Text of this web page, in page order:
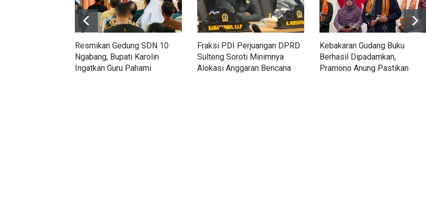
Resmikan Gedung SDN 10
Ngabang, Bupati Karolin
Ingatkan Guru Pahami
Fraksi PDI Perjuangan DPRD
Sulteng Soroti Minimnya
Alokasi Anggaran Bencana
Kebakaran Gudang Buku
Berhasil Dipadamkan,
Pramono Anung Pastikan